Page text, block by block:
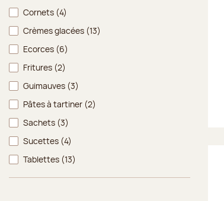
Cornets (4)
Crèmes glacées (13)
Ecorces (6)
Fritures (2)
Guimauves (3)
Pâtes à tartiner (2)
Sachets (3)
Sucettes (4)
Tablettes (13)